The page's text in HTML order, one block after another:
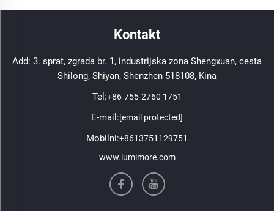
Kontakt
Add: 3. sprat, zgrada br. 1, industrijska zona Shengxuan, cesta
Shilong, Shiyan, Shenzhen 518108, Kina
Tel:+86-755-2760 1751
E-mail:[email protected]
Mobilni:+8613751129751
www.lumimore.com